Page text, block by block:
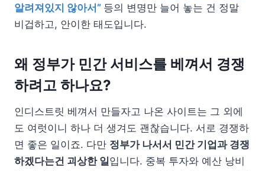
알려져있지 않아서” 등의 변명만 늘어 놓는 건 정말
비겁하고, 안이한 태도입니다.
왜 정부가 민간 서비스를 베껴서 경쟁
하려고 하나요?
인디스트릿 베껴서 만들자고 나온 사이트는 그 외에
도 여럿이니 하나 더 생겨도 괜찮습니다. 서로 경쟁하
면 좋은 일이죠. 다만 정부가 나서서 민간 기업과 경쟁
하겠다는건 괴상한 일입니다. 중복 투자와 예산 낭비